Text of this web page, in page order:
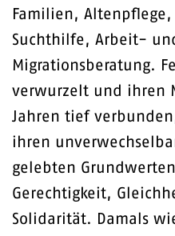
Familien,
Suchthilfe, Arbeit-
Migrationsberatung.
verwurzelt und ihren
Jahren tief
ihren
gelebten
Gerechtigkeit,
Solidarität. Damals